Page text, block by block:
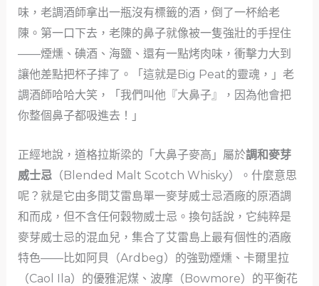
味，老調酒師拿出一瓶沒有標籤的酒，倒了一杯給老
陳。第一口下去，老陳的鼻子就像被一隻強壯的手捏住
——煙燻、碘酒、海鹽、還有一點烤肉味，衝擊力大到
讓他差點把杯子摔了。「這就是Big Peat的靈魂，」老
調酒師哈哈大笑，「我們叫他『大鼻子』，因為他會把
你整個鼻子都吸進去！」
正經地說，道格拉斯梁的「大鼻子麥高」屬於調和麥芽
威士忌 （Blended Malt Scotch Whisky）。什麼意思
呢？就是它由多間艾雷島單一麥芽威士忌酒廠的原酒調
和而成，但不含任何穀物威士忌。換句話說，它純粹是
麥芽威士忌的混血兒，集合了艾雷島上最有個性的酒廠
特色——比如阿貝（Ardbeg）的強勁煙燻、卡爾里拉
（Caol Ila）的優雅泥煤、波摩（Bowmore）的平衡花